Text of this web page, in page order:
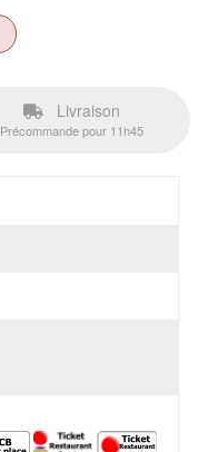
Livraison
Précommande pour 11h45